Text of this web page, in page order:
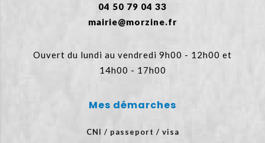
04 50 79 04 33
mairie@morzine.fr
Ouvert du lundi au vendredi 9h00 - 12h00 et
14h00 - 17h00
Mes démarches
CNI / passeport / visa